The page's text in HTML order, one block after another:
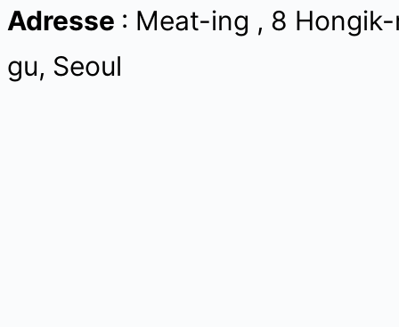
Adresse : Meat-ing , 8
gu, Seoul